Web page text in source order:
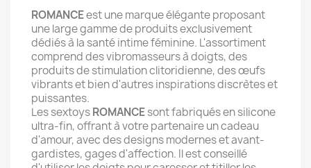
ROMANCEest une marque élégante proposant
une large gamme de produits exclusivement
dédiés à la santé intime féminine. L'assortiment
comprend des vibromasseurs à doigts, des
produits de stimulation clitoridienne, des œufs
vibrants et bien d'autres inspirations discrètes et
puissantes.
Les sextoysROMANCEsont fabriqués en silicone
ultra-fin, offrant à votre partenaire un cadeau
d'amour, avec des designs modernes et avant-
gardistes, gages d'affection. Il est conseillé